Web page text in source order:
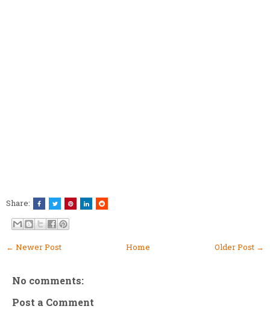
Share:
← Newer Post Older Post →
Home
No comments:
Post a Comment